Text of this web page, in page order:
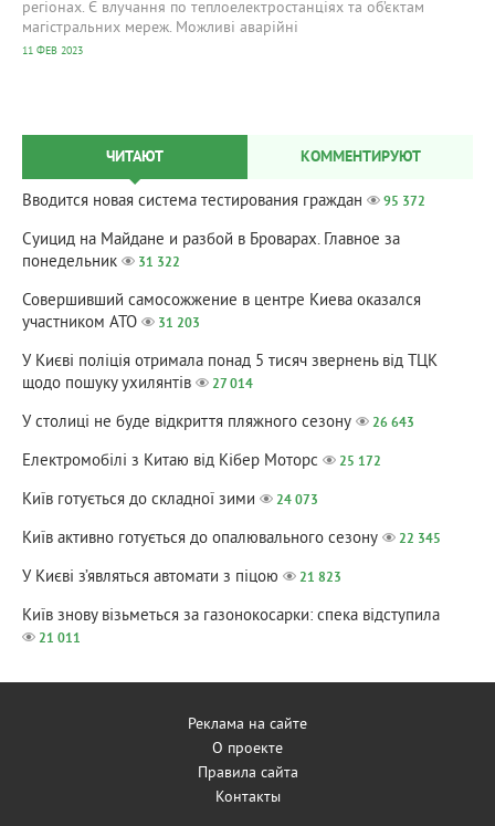
регіонах. Є влучання по теплоелектростанціях та об’єктам
магістральних мереж. Можливі аварійні
11 ФЕВ 2023
ЧИТАЮТ КОММЕНТИРУЮТ
Вводится новая система тестирования граждан 95 372
Суицид на Майдане и разбой в Броварах. Главное за
понедельник
31 322
Совершивший самосожжение в центре Киева оказался
участником АТО
31 203
У Києві поліція отримала понад 5 тисяч звернень від ТЦК
щодо пошуку ухилянтів
27 014
У столиці не буде відкриття пляжного сезону 26 643
Електромобілі з Китаю від Кібер Моторс 25 172
Київ готується до складної зими 24 073
Київ активно готується до опалювального сезону 22 345
У Києві з’являться автомати з піцою 21 823
Київ знову візьметься за газонокосарки: спека відступила
21 011
Реклама на сайте
О проекте
Правила сайта
Контакты